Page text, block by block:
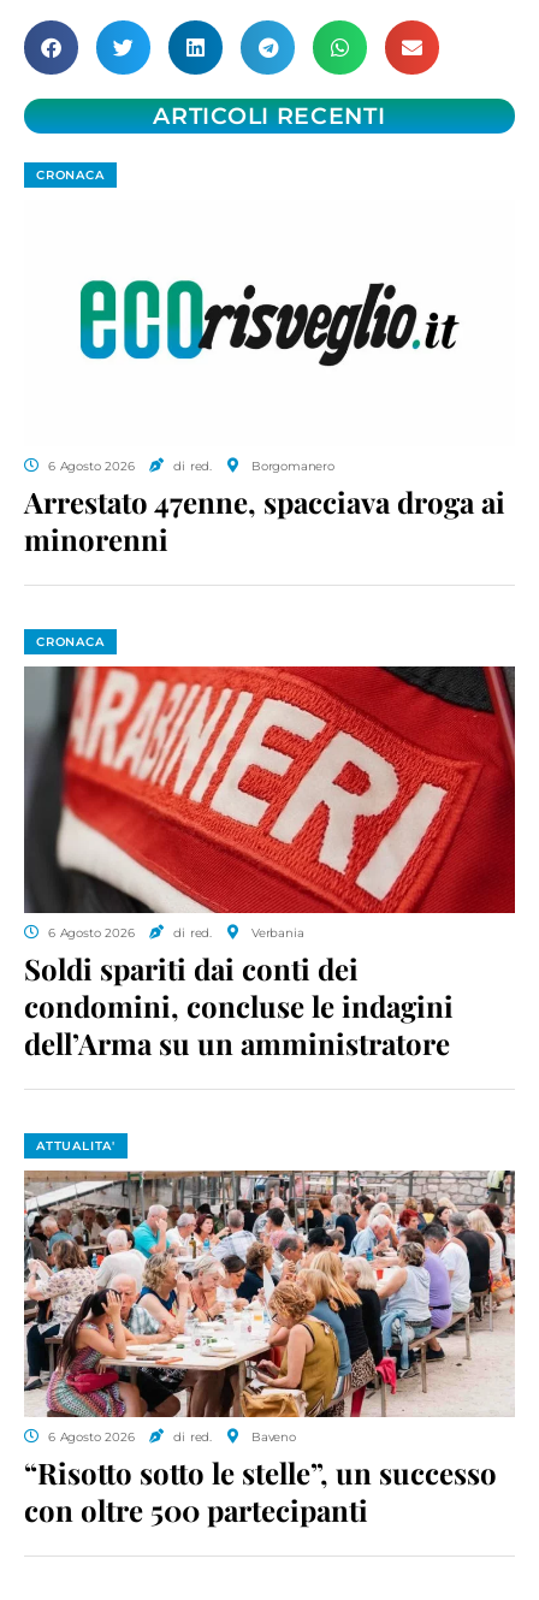
ARTICOLI RECENTI
CRONACA
6 Agosto 2026 di red. Borgomanero
Arrestato 47enne, spacciava droga ai
minorenni
CRONACA
6 Agosto 2026 di red. Verbania
Soldi spariti dai conti dei
condomini, concluse le indagini
dell’Arma su un amministratore
ATTUALITA'
6 Agosto 2026 di red. Baveno
“Risotto sotto le stelle”, un successo
con oltre 500 partecipanti